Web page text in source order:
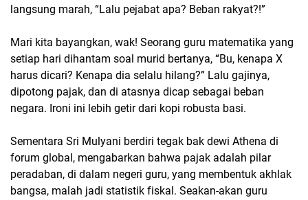
langsung marah, “Lalu pejabat apa? Beban rakyat?!”
Mari kita bayangkan, wak! Seorang guru matematika yang
setiap hari dihantam soal murid bertanya, “Bu, kenapa X
harus dicari? Kenapa dia selalu hilang?” Lalu gajinya,
dipotong pajak, dan di atasnya dicap sebagai beban
negara. Ironi ini lebih getir dari kopi robusta basi.
Sementara Sri Mulyani berdiri tegak bak dewi Athena di
forum global, mengabarkan bahwa pajak adalah pilar
peradaban, di dalam negeri guru, yang membentuk akhlak
bangsa, malah jadi statistik fiskal. Seakan-akan guru